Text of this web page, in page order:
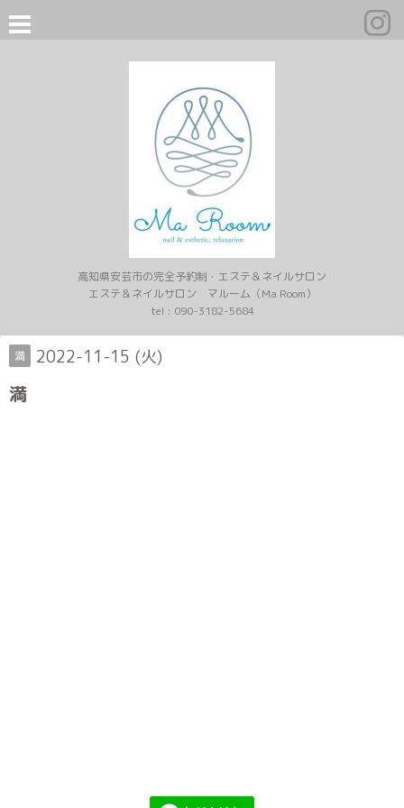
高知県安芸市の完全予約制・エステ＆ネイルサロン
エステ＆ネイルサロン マルーム（Ma Room）
tel : 090-3182-5684
満 2022-11-15 (火)
満